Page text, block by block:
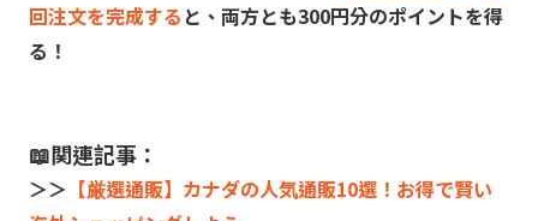
回注文を完成する と、両方とも300円分のポイントを得
る！
📖関連記事：
＞＞ 【厳選通販】カナダの人気通販10選！お得で賢い